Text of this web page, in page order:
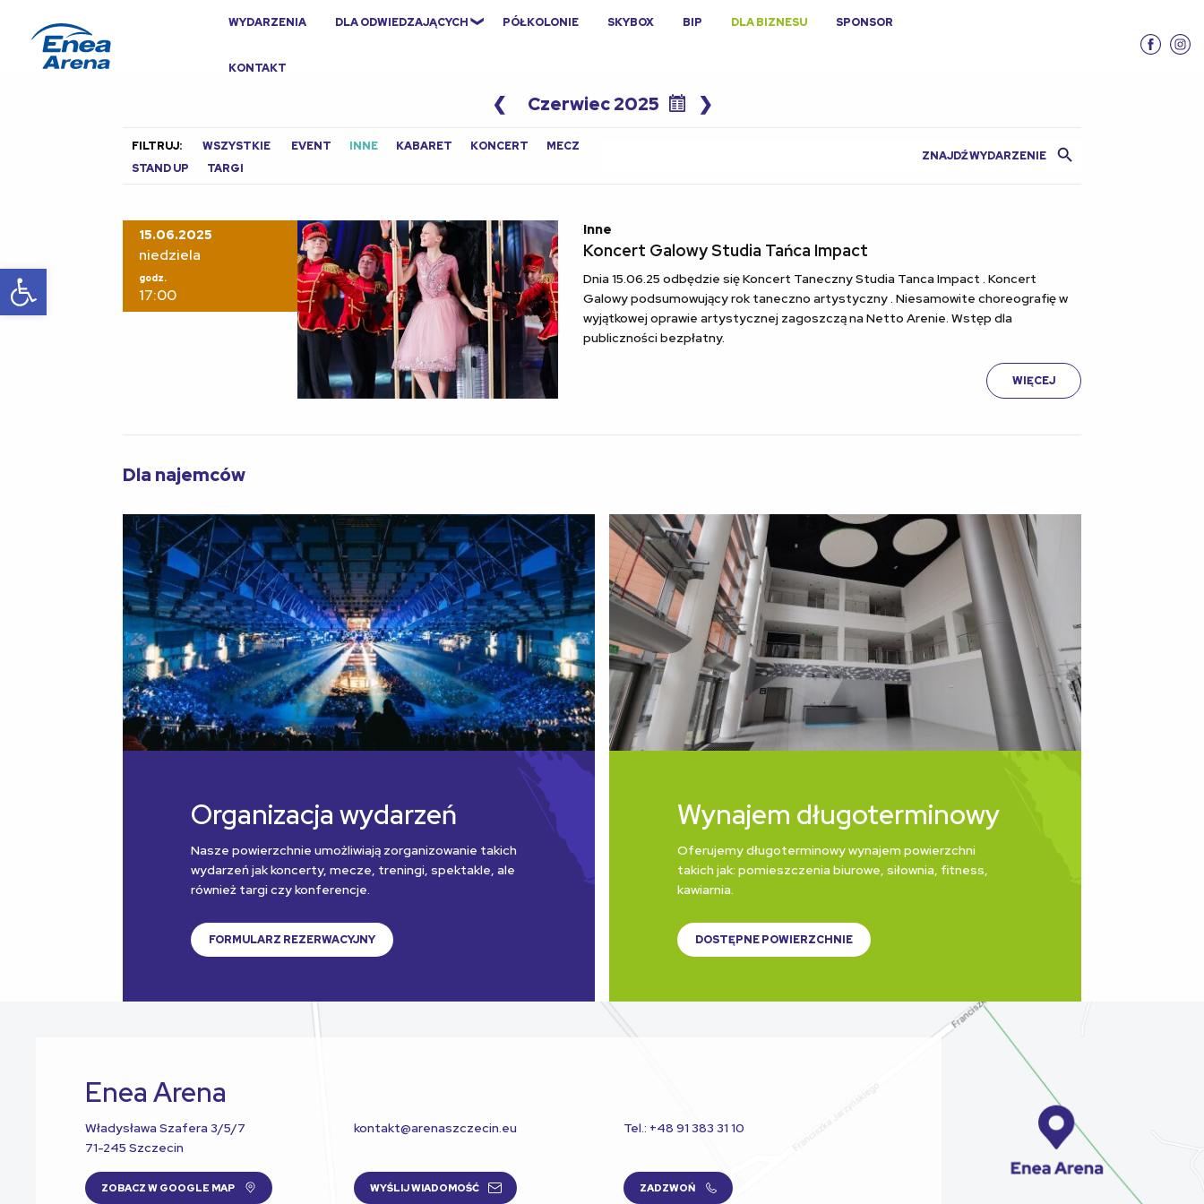
Otwórz pasek narzędzi
WYDARZENIA DLA ODWIEDZAJĄCYCH PÓŁKOLONIE SKYBOX BIP DLA BIZNESU SPONSOR
KONTAKT
❮ Czerwiec 2025 ❯
FILTRUJ: WSZYSTKIE EVENT INNE KABARET KONCERT
MECZ
STAND UP
TARGI
15.06.2025
niedziela
godz.
17:00
Inne
Koncert Galowy Studia Tańca Impact
Dnia 15.06.25 odbędzie się Koncert Taneczny Studia Tanca Impact . Koncert
Galowy podsumowujący rok taneczno artystyczny . Niesamowite choreografię w
wyjątkowej oprawie artystycznej zagoszczą na Netto Arenie. Wstęp dla
publiczności bezpłatny.
WIĘCEJ
Dla najemców
Organizacja wydarzeń
Nasze powierzchnie umożliwiają zorganizowanie takich
wydarzeń jak koncerty, mecze, treningi, spektakle, ale
również targi czy konferencje.
FORMULARZ REZERWACYJNY
Wynajem długoterminowy
Oferujemy długoterminowy wynajem powierzchni
takich jak: pomieszczenia biurowe, siłownia, fitness,
kawiarnia.
DOSTĘPNE POWIERZCHNIE
Enea Arena
Władysława Szafera 3/5/7
71-245 Szczecin
ZOBACZ W GOOGLE MAP
kontakt@arenaszczecin.eu
WYŚLIJ WIADOMOŚĆ
Tel.: +48 91 383 31 10
ZADZWOŃ